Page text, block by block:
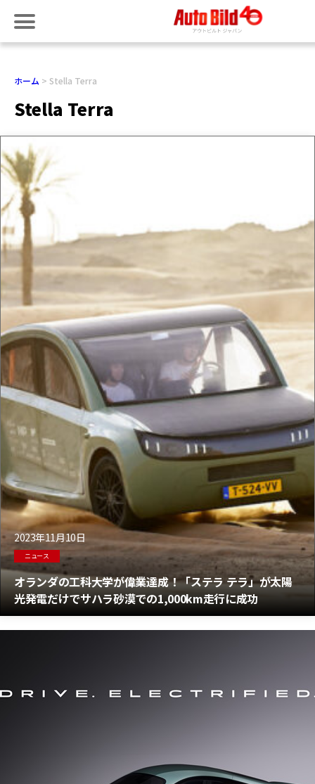
ホーム Stella Terra
Stella Terra
2023年11月10日
ニュース
オランダの工科大学が偉業達成！「ステラ テラ」が太陽
光発電だけでサハラ砂漠での1,000km走行に成功